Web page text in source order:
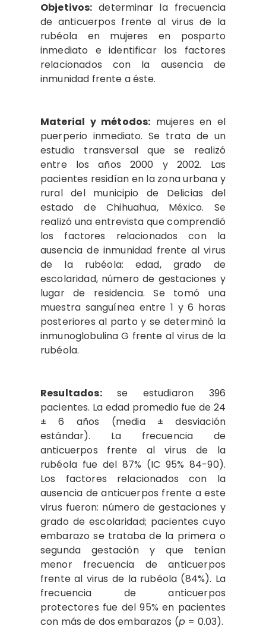
Objetivos: determinar la frecuencia
de anticuerpos frente al virus de la
rubéola en mujeres en posparto
inmediato e identificar los factores
relacionados con la ausencia de
inmunidad frente a éste.
Material y métodos: mujeres en el
puerperio inmediato. Se trata de un
estudio transversal que se realizó
entre los años 2000 y 2002. Las
pacientes residían en la zona urbana y
rural del municipio de Delicias del
estado de Chihuahua, México. Se
realizó una entrevista que comprendió
los factores relacionados con la
ausencia de inmunidad frente al virus
de la rubéola: edad, grado de
escolaridad, número de gestaciones y
lugar de residencia. Se tomó una
muestra sanguínea entre 1 y 6 horas
posteriores al parto y se determinó la
inmunoglobulina G frente al virus de la
rubéola.
Resultados:se estudiaron 396
pacientes. La edad promedio fue de 24
± 6 años (media ± desviación
estándar). La frecuencia de
anticuerpos frente al virus de la
rubéola fue del 87% (IC 95% 84-90).
Los factores relacionados con la
ausencia de anticuerpos frente a este
virus fueron: número de gestaciones y
grado de escolaridad; pacientes cuyo
embarazo se trataba de la primera o
segunda gestación y que tenían
menor frecuencia de anticuerpos
frente al virus de la rubéola (84%). La
frecuencia de anticuerpos
protectores fue del 95% en pacientes
con más de dos embarazos (p = 0.03).